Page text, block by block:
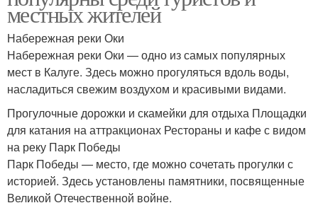
местных жителей
Набережная реки Оки
Набережная реки Оки — одно из самых популярных
мест в Калуге. Здесь можно прогуляться вдоль воды,
насладиться свежим воздухом и красивыми видами.
Прогулочные дорожки и скамейки для отдыха Площадки
для катания на аттракционах Рестораны и кафе с видом
на реку Парк Победы
Парк Победы — место, где можно сочетать прогулки с
историей. Здесь установлены памятники, посвященные
Великой Отечественной войне.